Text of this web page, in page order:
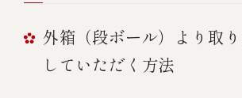
外箱（段ボール）より取
していただく方法